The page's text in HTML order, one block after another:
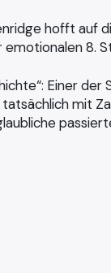
hofft auf
emotionalen 8.
Einer der
mit